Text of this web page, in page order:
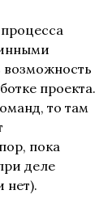
проекта.
то там
пока
деле
нет).